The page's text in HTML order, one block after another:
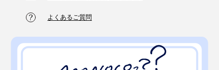
よくあるご質問